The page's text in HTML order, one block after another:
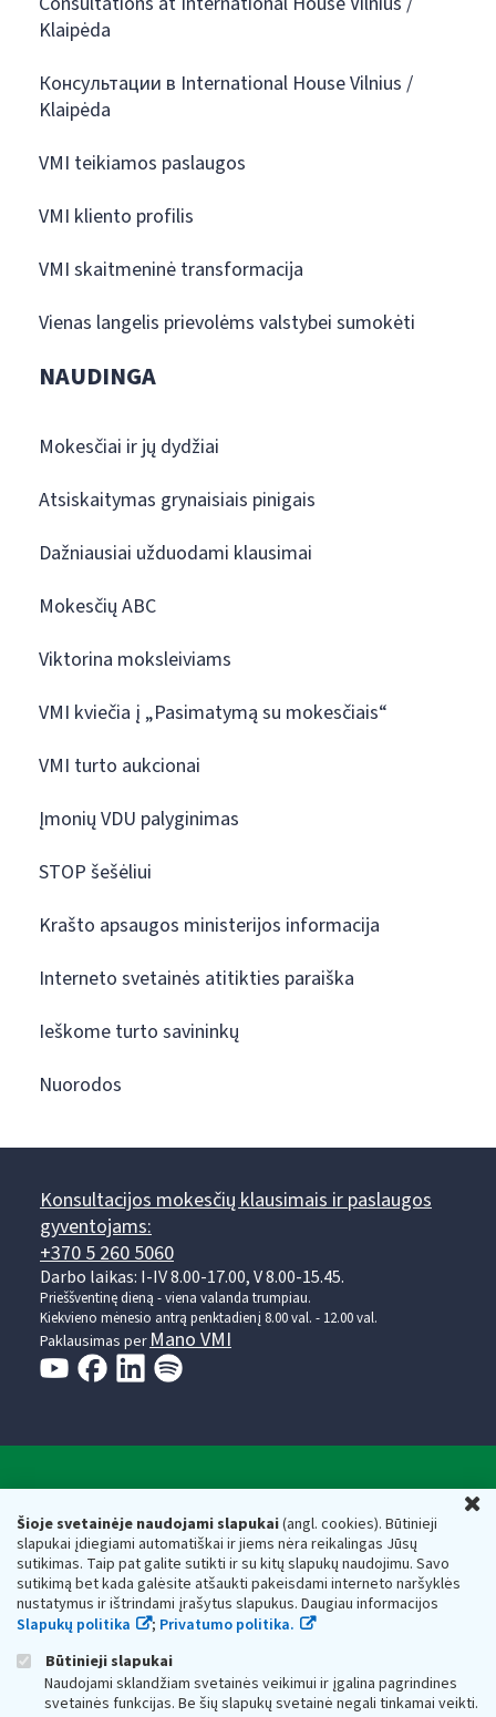
Šioje svetainėje naudojami slapukai(angl. cookies). Būtinieji
slapukai įdiegiami automatiškai ir jiems nėra reikalingas Jūsų
sutikimas. Taip pat galite sutikti ir su kitų slapukų naudojimu. Savo
sutikimą bet kada galėsite atšaukti pakeisdami interneto naršyklės
nustatymus ir ištrindami įrašytus slapukus. Daugiau informacijos
Slapukų politika
; Privatumo politika.
Būtinieji slapukai
Naudojami sklandžiam svetainės veikimui ir įgalina pagrindines
svetainės funkcijas. Be šių slapukų svetainė negali tinkamai veikti.
Klaipėda
Консультации в International House Vilnius /
Klaipėda
VMI teikiamos paslaugos
VMI kliento profilis
VMI skaitmeninė transformacija
Vienas langelis prievolėms valstybei sumokėti
NAUDINGA
Mokesčiai ir jų dydžiai
Atsiskaitymas grynaisiais pinigais
Dažniausiai užduodami klausimai
Mokesčių ABC
Viktorina moksleiviams
VMI kviečia į „Pasimatymą su mokesčiais“
VMI turto aukcionai
Įmonių VDU palyginimas
STOP šešėliui
Krašto apsaugos ministerijos informacija
Interneto svetainės atitikties paraiška
Ieškome turto savininkų
Nuorodos
Konsultacijos mokesčių klausimais ir paslaugos
gyventojams:
+370 5 260 5060
Darbo laikas: I-IV 8.00-17.00, V 8.00-15.45.
Prieššventinę dieną - viena valanda trumpiau.
Kiekvieno mėnesio antrą penktadienį 8.00 val. - 12.00 val.
Paklausimas per Mano VMI
Respublikos finansų ministerijos
Biudžetinė įstaiga. Juridinio asmens kodas — 188659752,
adresas: Vasario 16-osios g. 14, 01107 Vilnius, Lietuva, el.paštas:
vmi@vmi.lt, E. pristatymo dėžutės adresas 188659752
Duomenys apie Valstybinę mokesčių inspekciją prie Lietuvos
Respublikos finansų ministerijos kaupiami ir saugomi Juridinių